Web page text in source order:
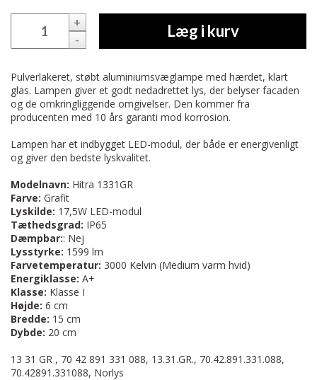
+
-
Læg i kurv
Pulverlakeret, støbt aluminiumsvæglampe med hærdet, klart
glas. Lampen giver et godt nedadrettet lys, der belyser facaden
og de omkringliggende omgivelser. Den kommer fra
producenten med 10 års garanti mod korrosion.
Lampen har et indbygget LED-modul, der både er energivenligt
og giver den bedste lyskvalitet.
Modelnavn: Hitra 1331GR
Farve: Grafit
Lyskilde: 17,5W LED-modul
Tæthedsgrad: IP65
Dæmpbar:: Nej
Lysstyrke: 1599 lm
Farvetemperatur: 3000 Kelvin (Medium varm hvid)
Energiklasse: A+
Klasse: Klasse I
Højde: 6 cm
Bredde: 15 cm
Dybde: 20 cm
13 31 GR , 70 42 891 331 088, 13.31.GR., 70.42.891.331.088,
70.42891.331088, Norlys